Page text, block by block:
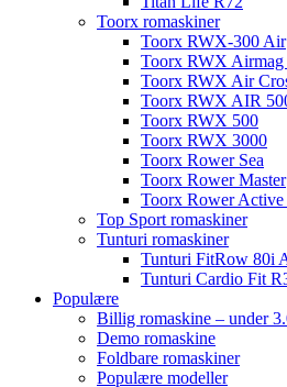
Toorx romaskiner
Toorx RWX-300 Air
Toorx RWX Airmag
Toorx RWX Air
Toorx RWX AIR
Toorx RWX 500
Toorx RWX 3000
Toorx Rower Sea
Toorx Rower Master
Toorx Rower Active
Top Sport romaskiner
Tunturi romaskiner
Tunturi FitRow 80i
Tunturi Cardio Fit
Populære
Billig romaskine – under
Demo romaskine
Foldbare romaskiner
Populære modeller